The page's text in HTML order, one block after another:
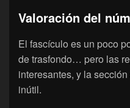
Valoración del
El fascículo es un poco
de trasfondo… pero las
interesantes, y la
inútil.